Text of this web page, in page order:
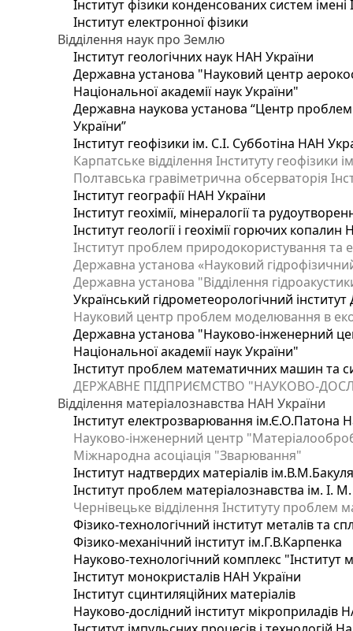
Інститут фізики конденсованих систем
Інститут електронної фізики
Відділення наук про Землю
Інститут геологічних наук НАН України
Державна установа "Науковий центр
Національної академії наук України"
Державна наукова установа “Центр проблем
України”
Інститут геофізики ім. С.І. Субботіна НАН
Карпатське відділення Інституту геофізики
Полтавська гравіметрична обсерваторія
Інститут географії НАН України
Інститут геохімії, мінералогії та
Інститут геології і геохімії горючих
Інститут проблем природокористування та
Державна установа «Науковий
Державна установа "Відділення
Український гідрометеорологічний
Науковий центр проблем моделювання в
Державна установа "Науково-інженерний
Національної академії наук України"
Інститут проблем математичних машин та
ДЕРЖАВНЕ ПІДПРИЄМСТВО "НАУКОВО-
Відділення матеріалознавства НАН України
Інститут електрозварювання ім.Є.О.Патона
Науково-інженерний центр
Міжнародна асоціація "Зварювання"
Інститут надтвердих матеріалів
Інститут проблем матеріалознавства ім. І.
Чернівецьке відділення Інституту проблем
Фізико-технологічний інститут металів та
Фізико-механічний інститут ім.Г.В.Карпенка
Науково-технологічний комплекс "Інститут
Інститут монокристалів НАН України
Інститут сцинтиляційних матеріалів
Науково-дослідний інститут мікроприладів